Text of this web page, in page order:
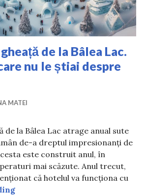
de la Bâlea Lac.
nu le știai despre
MATEI
de la Bâlea Lac atrage anual sute
de-a dreptul impresionanți de
este construit anul, în
mai scăzute. Anul trecut,
că hotelul va funcționa cu
Hotelul de gheață de la Bâlea